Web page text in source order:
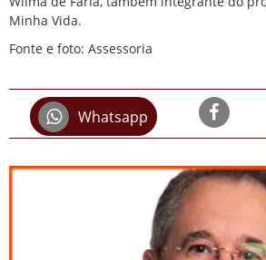
Minha Vida.
Fonte e foto: Assessoria
Whatsapp